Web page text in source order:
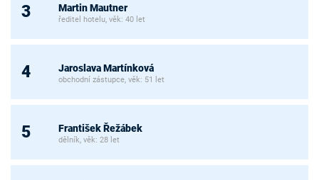
3 Martin Mautner
ředitel hotelu, věk: 40 let
4 Jaroslava Martínková
obchodní zástupce, věk: 51 let
5 František Řežábek
dělník, věk: 28 let